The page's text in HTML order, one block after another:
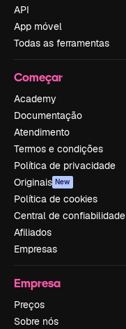
API
App móvel
Todas as ferramentas
Começar
Academy
Documentação
Atendimento
Termos e condições
Política de privacidade
Originais New
Política de cookies
Central de confiabilidade
Afiliados
Empresas
Empresa
Preços
Sobre nós